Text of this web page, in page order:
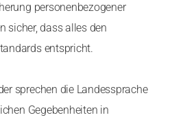
personenbezogener
sicher, dass alles den
entspricht.
sprechen die Landessprache
Gegebenheiten in